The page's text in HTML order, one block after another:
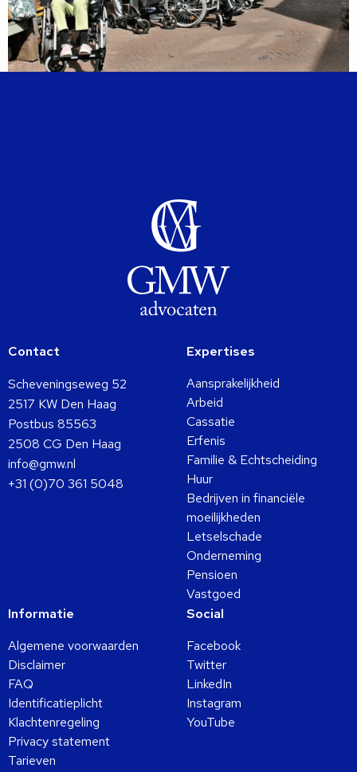
Contact
Scheveningseweg 52
2517 KW Den Haag
Postbus 85563
2508 CG Den Haag
info@gmw.nl
+31 (0)70 361 5048
Expertises
Aansprakelijkheid
Arbeid
Cassatie
Erfenis
Familie & Echtscheiding
Huur
Bedrijven in financiële
moeilijkheden
Letselschade
Onderneming
Pensioen
Vastgoed
Informatie
Algemene voorwaarden
Disclaimer
FAQ
Identificatieplicht
Klachtenregeling
Privacy statement
Tarieven
Social
Facebook
Twitter
LinkedIn
Instagram
YouTube